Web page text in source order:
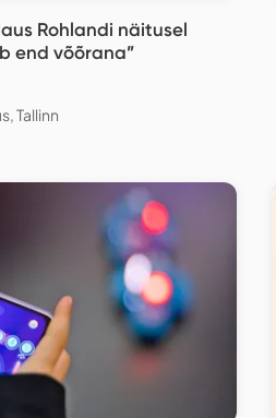
Rohlandi näitusel
end võõrana”
Tallinn